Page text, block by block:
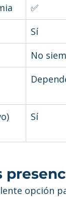
✅
Sí
No
Sí
opción